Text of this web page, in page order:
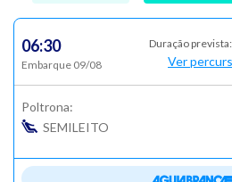
06:30
Embarque 09/08
Duração
Ver
Poltrona:
SEMILEITO